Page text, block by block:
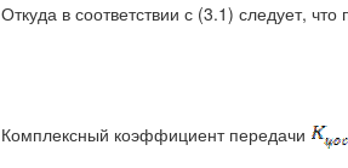
Откуда в соответствии с (3.1) следует,
Комплексный коэффициент передачи